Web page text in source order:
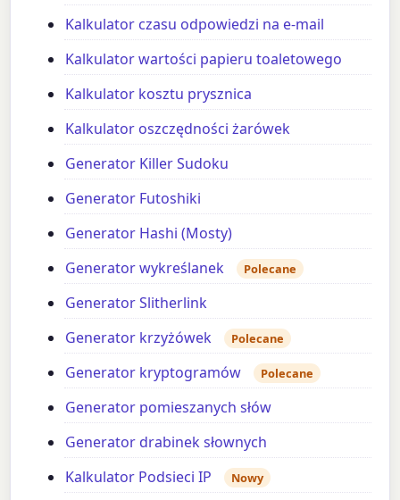
Kalkulator czasu odpowiedzi na e-mail
Kalkulator wartości papieru toaletowego
Kalkulator kosztu prysznica
Kalkulator oszczędności żarówek
Generator Killer Sudoku
Generator Futoshiki
Generator Hashi (Mosty)
Generator wykreślanek
Polecane
Generator Slitherlink
Generator krzyżówek
Polecane
Generator kryptogramów Polecane
Generator pomieszanych słów
Generator drabinek słownych
Kalkulator Podsieci IP
Nowy